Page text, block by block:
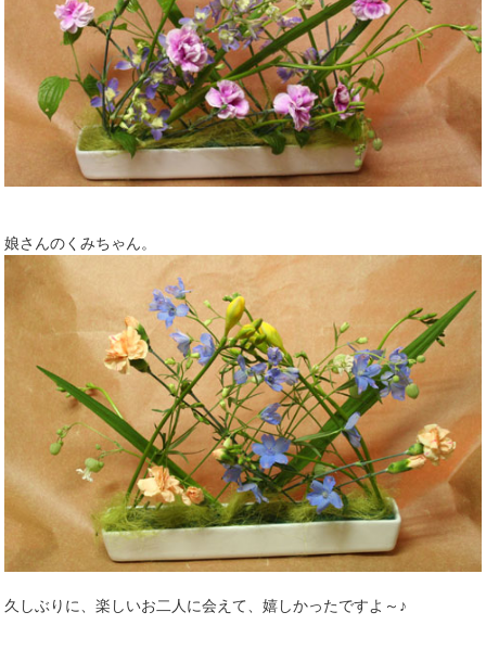
娘さんのくみちゃん。
久しぶりに、楽しいお二人に会えて、嬉しかったですよ～♪